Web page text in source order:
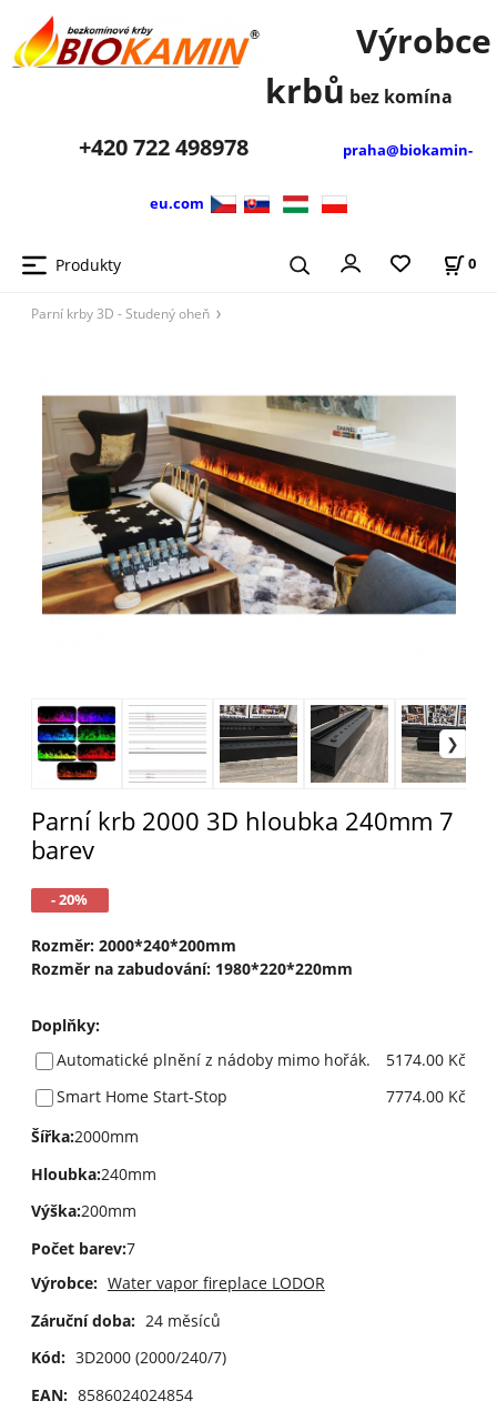
Výrobce
krbů bez komína
+420722 498978 praha@biokamin-
eu.com
Produkty 0
Parní krby 3D - Studený oheň
Parní krb 2000 3D hloubka 240mm 7
barev
- 20%
Rozměr: 2000*240*200mm
Rozměr na zabudování: 1980*220*220mm
Doplňky:
Automatické plnění z nádoby mimo hořák.
5174.00 Kč
Smart Home Start-Stop
7774.00 Kč
Šířka:2000mm
Hloubka:240mm
Výška:200mm
Počet barev:7
Výrobce: Water vapor fireplace LODOR
Záruční doba: 24 měsíců
Kód: 3D2000 (2000/240/7)
EAN: 8586024024854